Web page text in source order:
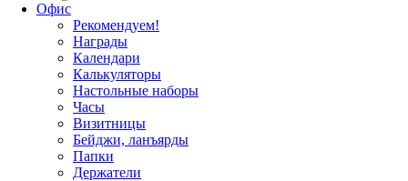
Офис
Рекомендуем!
Награды
Календари
Калькуляторы
Настольные наборы
Часы
Визитницы
Бейджи, ланъярды
Папки
Держатели